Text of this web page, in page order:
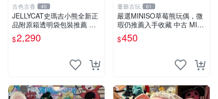
古色古香 40
JELLYCAT史瑪吉小熊全新正
品附原箱透明袋包裝推薦 透
明袋 包裝盒 史瑪吉小熊
$2,290
董爺古玩 61
嚴選MINISO草莓熊玩偶，微
瑕仍推薦入手收藏 中古 MINI
SO 草莓熊 玩具 收藏
$450